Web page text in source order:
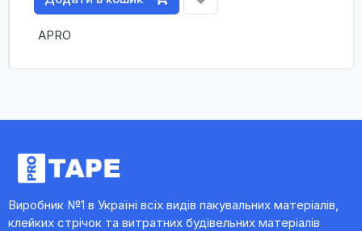
APRO
Виробник №1 в Україні всіх видів пакувальних матеріалів,
клейких стрічок та витратних будівельних матеріалів